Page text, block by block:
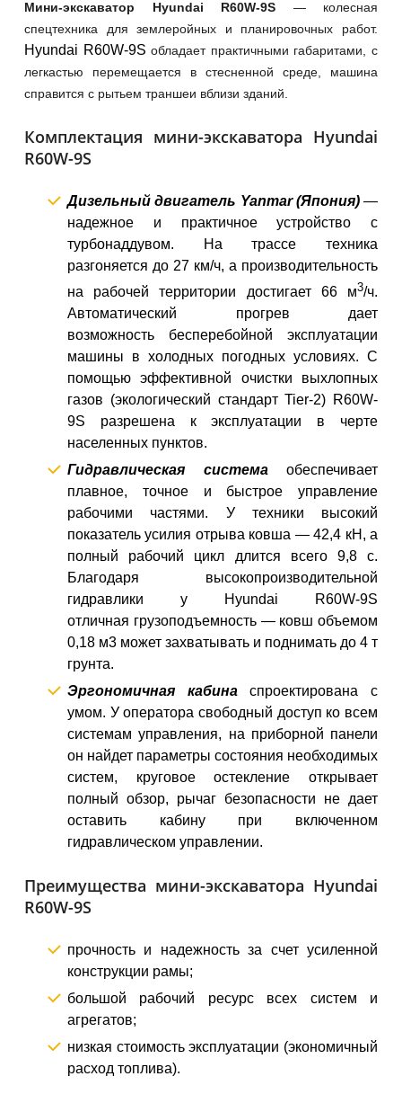
Мини-экскаватор Hyundai R60W-9S — колесная
спецтехника для землеройных и планировочных работ.
Hyundai R60W-9S обладает практичными габаритами, с
легкастью перемещается в стесненной среде, машина
справится с рытьем траншеи вблизи зданий.
Комплектация мини-экскаватора Hyundai
R60W-9S
Дизельный двигатель Yanmar (Япония) —
надежное и практичное устройство с
турбонаддувом. На трассе техника
разгоняется до 27 км/ч, а производительность
на рабочей территории достигает 66 м3/ч.
Автоматический прогрев дает
возможность бесперебойной эксплуатации
машины в холодных погодных условиях. С
помощью эффективной очистки выхлопных
газов (экологический стандарт Tier-2) R60W-
9S
разрешена к эксплуатации в черте
населенных пунктов.
Гидравлическая системаобеспечивает
плавное, точное и быстрое управление
рабочими частями. У техники высокий
показатель усилия отрыва ковша — 42,4 кН, а
полный рабочий цикл длится всего 9,8 с.
Благодаря высокопроизводительной
гидравлики у Hyundai R60W-9S
отличная грузоподъемность — ковш объемом
0,18 м3 может захватывать и поднимать до 4 т
грунта.
Эргономичная кабина
спроектирована с
умом. У оператора свободный доступ ко всем
системам управления, на приборной панели
он найдет параметры состояния необходимых
систем, круговое остекление открывает
полный обзор, рычаг безопасности не дает
оставить кабину при включенном
гидравлическом управлении.
Преимущества мини-экскаватора Hyundai
R60W-9S
прочность и надежность за счет усиленной
конструкции рамы;
большой рабочий ресурс всех систем и
агрегатов;
низкая стоимость эксплуатации (экономичный
расход топлива).